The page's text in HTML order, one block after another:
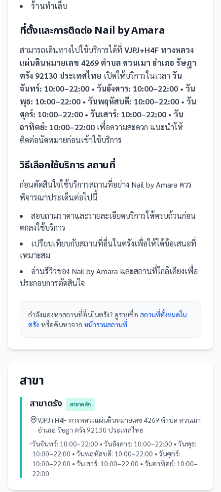
ร้านทำเล็บ
ที่ตั้งและการติดต่อ Nail by Amara
สามารถเดินทางไปใช้บริการได้ที่ VJPJ+H4F ทางหลวง
แผ่นดินหมายเลข 4269 ตำบล ควนเมา อำเภอ รัษฎา
ตรัง 92130 ประเทศไทย เปิดให้บริการในเวลา วัน
จันทร์: 10:00–22:00 • วันอังคาร: 10:00–22:00 • วัน
พุธ: 10:00–22:00 • วันพฤหัสบดี: 10:00–22:00 • วัน
ศุกร์: 10:00–22:00 • วันเสาร์: 10:00–22:00 • วัน
อาทิตย์: 10:00–22:00 เพื่อความสะดวก แนะนำให้
ติดต่อนัดหมายก่อนเข้าใช้บริการ
วิธีเลือกใช้บริการ สถานที่
ก่อนตัดสินใจใช้บริการสถานที่อย่าง Nail by Amara ควร
พิจารณาประเด็นต่อไปนี้
สอบถามราคาและรายละเอียดบริการให้ครบถ้วนก่อน
ตกลงใช้บริการ
เปรียบเทียบกับสถานที่อื่นในตรังเพื่อให้ได้ข้อเสนอที่
เหมาะสม
อ่านรีวิวของ Nail by Amara และสถานที่ใกล้เคียงเพื่อ
ประกอบการตัดสินใจ
กำลังมองหาสถานที่อื่นในตรัง? ดูรายชื่อ สถานที่ทั้งหมดใน
ตรัง หรือค้นหาจาก หน้ารวมสถานที่
สาขา
สาขาตรัง
สาขาหลัก
VJPJ+H4F ทางหลวงแผ่นดินหมายเลข 4269 ตำบล ควนเมา
อำเภอ รัษฎา ตรัง 92130 ประเทศไทย
วันจันทร์: 10:00–22:00 • วันอังคาร: 10:00–22:00 • วันพุธ:
10:00–22:00 • วันพฤหัสบดี: 10:00–22:00 • วันศุกร์:
10:00–22:00 • วันเสาร์: 10:00–22:00 • วันอาทิตย์: 10:00–
22:00